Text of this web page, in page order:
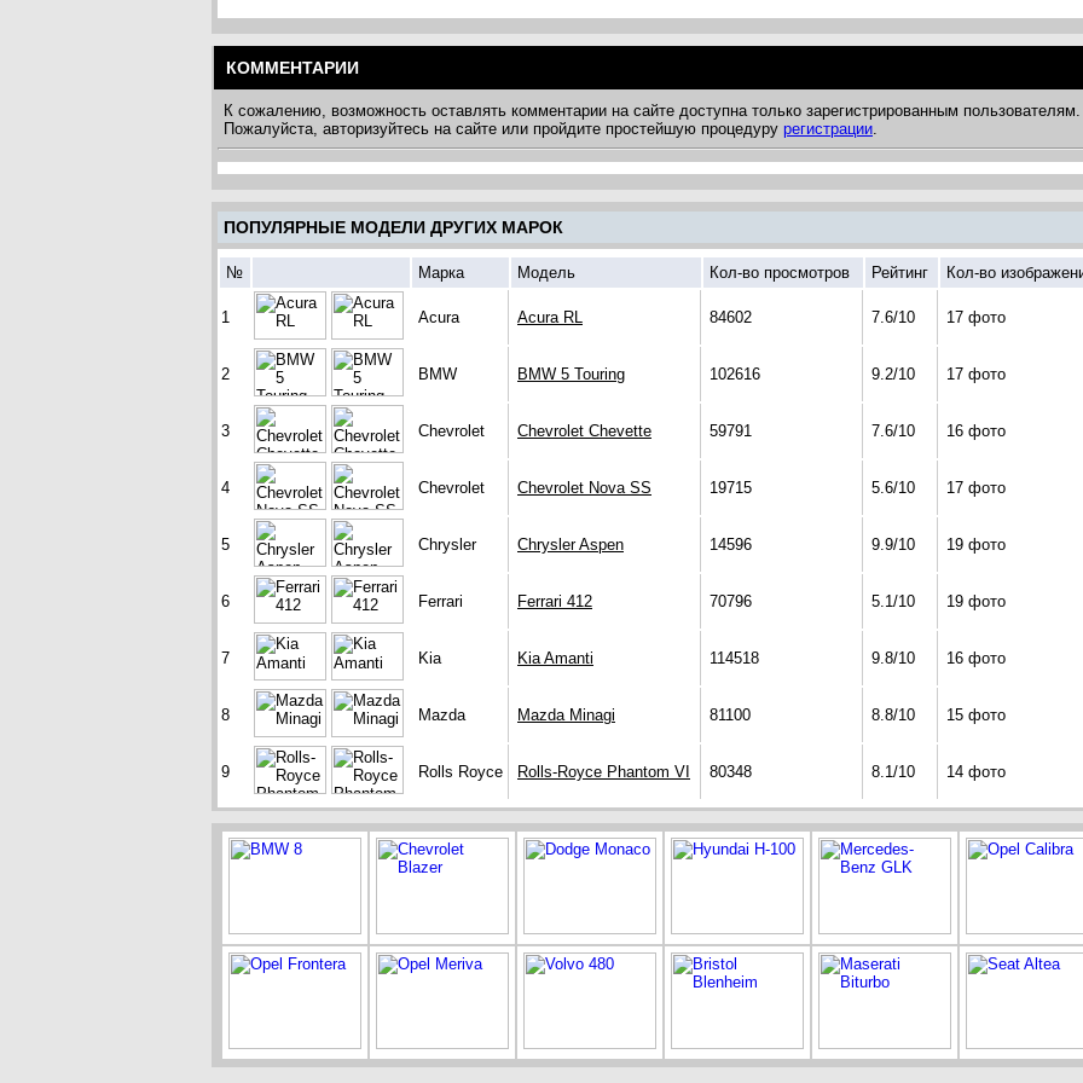
КОММЕНТАРИИ
К сожалению, возможность оставлять комментарии на сайте доступна только зарегистрированным пользователям.
Пожалуйста, авторизуйтесь на сайте или пройдите простейшую процедуру регистрации.
ПОПУЛЯРНЫЕ МОДЕЛИ ДРУГИХ МАРОК
№ Марка Модель Кол-во просмотров Рейтинг Кол-во
1 Acura Acura RL 84602 7.6/10 17 фото
2 BMW BMW 5 Touring 102616 9.2/10 17 фото
3 Chevrolet Chevrolet Chevette 59791 7.6/10 16 фото
4 Chevrolet Chevrolet Nova SS 19715 5.6/10 17 фото
5 Chrysler Chrysler Aspen 14596 9.9/10 19 фото
6 Ferrari Ferrari 412 70796 5.1/10 19 фото
7 Kia Kia Amanti 114518 9.8/10 16 фото
8 Mazda Mazda Minagi 81100 8.8/10 15 фото
9 Rolls Royce Rolls-Royce Phantom VI 80348 8.1/10 14 фото